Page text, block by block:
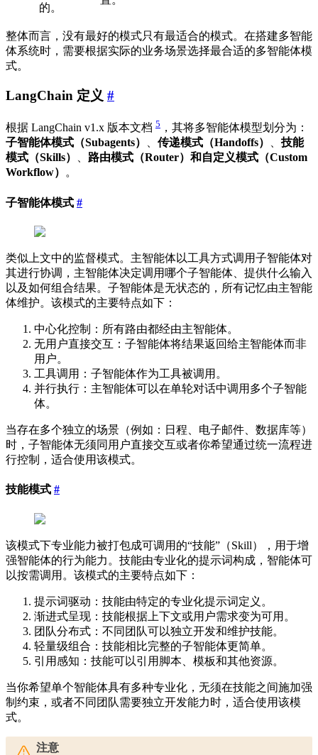
的。
整体而言，没有最好的模式只有最适合的模式。在搭建多智能
体系统时，需要根据实际的业务场景选择最合适的多智能体模
式。
LangChain 定义 #
根据 LangChain v1.x 版本文档 5 ，其将多智能体模型划分为：
子智能体模式（Subagents）
、 传递模式（Handoffs） 、 技能
模式（Skills）
、 路由模式（Router） 和 自定义模式（Custom
Workflow） 。
子智能体模式 #
类似上文中的监督模式。主智能体以工具方式调用子智能体对
其进行协调，主智能体决定调用哪个子智能体、提供什么输入
以及如何组合结果。子智能体是无状态的，所有记忆由主智能
体维护。该模式的主要特点如下：
中心化控制：所有路由都经由主智能体。
无用户直接交互：子智能体将结果返回给主智能体而非
用户。
工具调用：子智能体作为工具被调用。
并行执行：主智能体可以在单轮对话中调用多个子智能
体。
当存在多个独立的场景（例如：日程、电子邮件、数据库等）
时，子智能体无须同用户直接交互或者你希望通过统一流程进
行控制，适合使用该模式。
技能模式 #
该模式下专业能力被打包成可调用的“技能”（Skill），用于增
强智能体的行为能力。技能由专业化的提示词构成，智能体可
以按需调用。该模式的主要特点如下：
提示词驱动：技能由特定的专业化提示词定义。
渐进式呈现：技能根据上下文或用户需求变为可用。
团队分布式：不同团队可以独立开发和维护技能。
轻量级组合：技能相比完整的子智能体更简单。
引用感知：技能可以引用脚本、模板和其他资源。
当你希望单个智能体具有多种专业化，无须在技能之间施加强
制约束，或者不同团队需要独立开发能力时，适合使用该模
式。
注意